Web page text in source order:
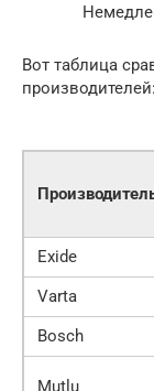
Вот таблица
производителей:
Exide
Varta
Bosch
Mutlu